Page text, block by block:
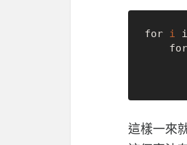
for i
這樣一來